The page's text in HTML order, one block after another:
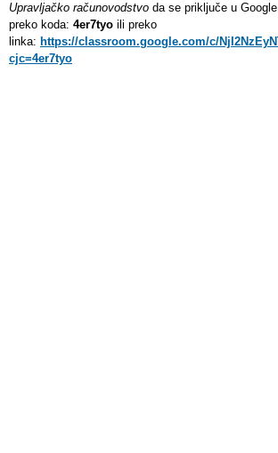
Upravljačko računovodstvo da se priključe u
preko koda: 4er7tyo ili preko
linka: https://classroom.google.com/c/
cjc=4er7tyo